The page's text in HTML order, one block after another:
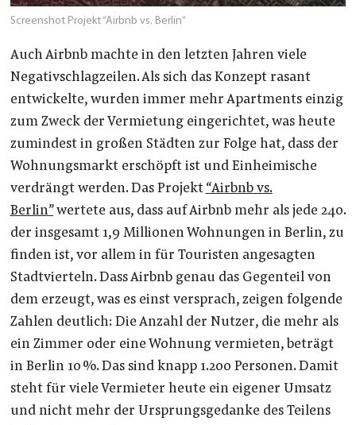
Screenshot Projekt “Airbnb vs. Berlin”
Auch Airbnb machte in den letzten Jahren viele
Negativschlagzeilen. Als sich das Konzept rasant
entwickelte, wurden immer mehr Apartments einzig
zum Zweck der Vermietung eingerichtet, was heute
zumindest in großen Städten zur Folge hat, dass der
Wohnungsmarkt erschöpft ist und Einheimische
verdrängt werden. Das Projekt “Airbnb vs.
Berlin”wertete aus, dass auf Airbnb mehr als jede 240.
der insgesamt 1,9 Millionen Wohnungen in Berlin, zu
finden ist, vor allem in für Touristen angesagten
Stadtvierteln. Dass Airbnb genau das Gegenteil von
dem erzeugt, was es einst versprach, zeigen folgende
Zahlen deutlich: Die Anzahl der Nutzer, die mehr als
ein Zimmer oder eine Wohnung vermieten, beträgt
in Berlin 10 %. Das sind knapp 1.200 Personen. Damit
steht für viele Vermieter heute ein eigener Umsatz
und nicht mehr der Ursprungsgedanke des Teilens